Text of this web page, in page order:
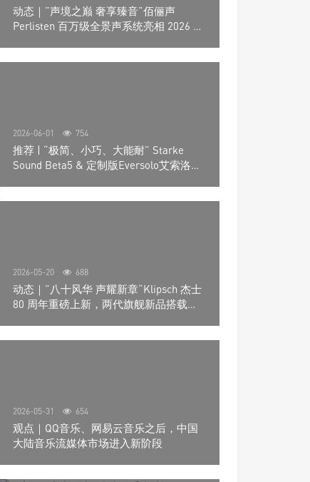
动态｜”声境之巅 奢享臻音”佰俪声
Perlisten 百万级全景声系统亮相 2026 北
2026-06-01 754
推荐 | “极简、小巧、大能耐” Starke
Sound Beta5 & 定制版Eversolo艾索洛
2026-05-20 688
动态｜”八十风华 声耀新章“Klipsch 杰士
80 周年重磅上新，两代旗舰新品搭载硬
2026-05-31 654
观点｜QQ音乐、网易云音乐之后，中国
大陆音乐流媒体市场进入新阶段